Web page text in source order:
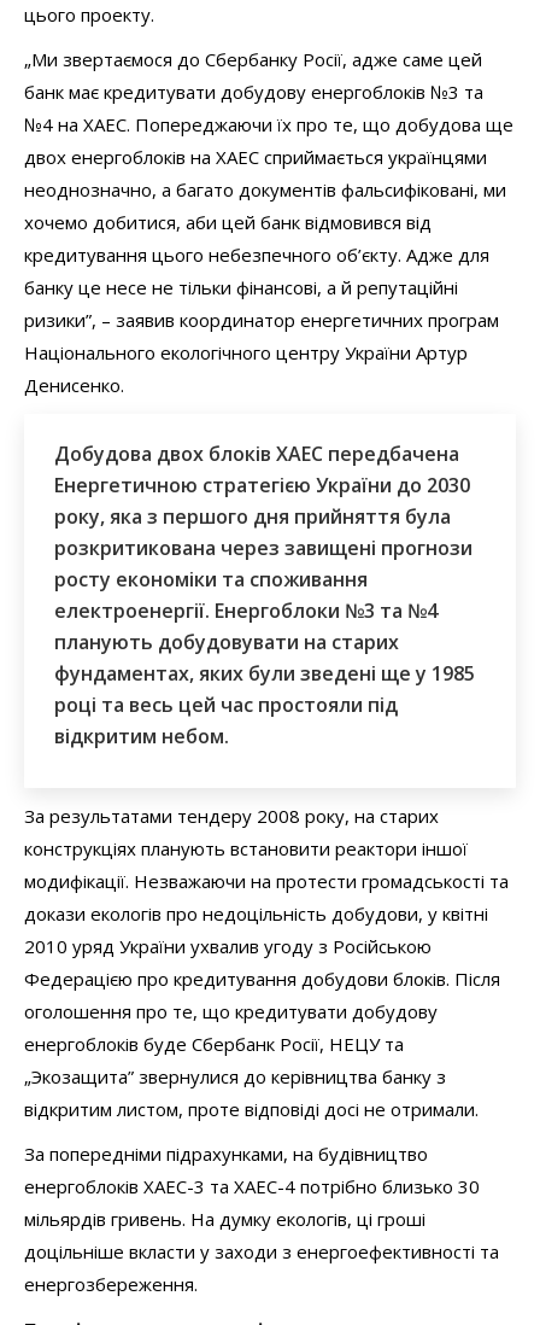
цього проекту.
„Ми звертаємося до Сбербанку Росії, адже саме цей
банк має кредитувати добудову енергоблоків №3 та
№4 на ХАЕС. Попереджаючи їх про те, що добудова ще
двох енергоблоків на ХАЕС сприймається українцями
неоднозначно, а багато документів фальсифіковані, ми
хочемо добитися, аби цей банк відмовився від
кредитування цього небезпечного об’єкту. Адже для
банку це несе не тільки фінансові, а й репутаційні
ризики”, – заявив координатор енергетичних програм
Національного екологічного центру України Артур
Денисенко.
Добудова двох блоків ХАЕС передбачена
Енергетичною стратегією України до 2030
року, яка з першого дня прийняття була
розкритикована через завищені прогнози
росту економіки та споживання
електроенергії. Енергоблоки №3 та №4
планують добудовувати на старих
фундаментах, яких були зведені ще у 1985
році та весь цей час простояли під
відкритим небом.
За результатами тендеру 2008 року, на старих
конструкціях планують встановити реактори іншої
модифікації. Незважаючи на протести громадськості та
докази екологів про недоцільність добудови, у квітні
2010 уряд України ухвалив угоду з Російською
Федерацією про кредитування добудови блоків. Після
оголошення про те, що кредитувати добудову
енергоблоків буде Сбербанк Росії, НЕЦУ та
„Экозащита” звернулися до керівництва банку з
відкритим листом, проте відповіді досі не отримали.
За попередніми підрахунками, на будівництво
енергоблоків ХАЕС-3 та ХАЕС-4 потрібно близько 30
мільярдів гривень. На думку екологів, ці гроші
доцільніше вкласти у заходи з енергоефективності та
енергозбереження.